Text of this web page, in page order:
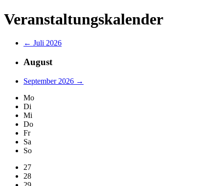
Veranstaltungskalender
← Juli 2026
August
September 2026 →
Mo
Di
Mi
Do
Fr
Sa
So
27
28